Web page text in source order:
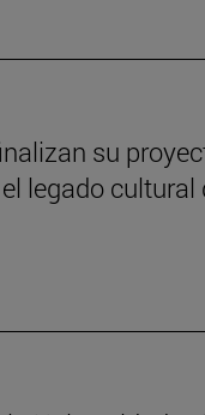
su
legado cultural